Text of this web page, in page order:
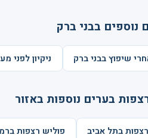
נוספים בבני ברק
שיפוץ בבני ברק ניקיון לפני
בערים נוספות באזור
בתל אביב פוליש רצפות